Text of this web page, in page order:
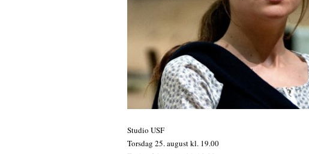
Studio USF
Torsdag 25. august kl. 19.00